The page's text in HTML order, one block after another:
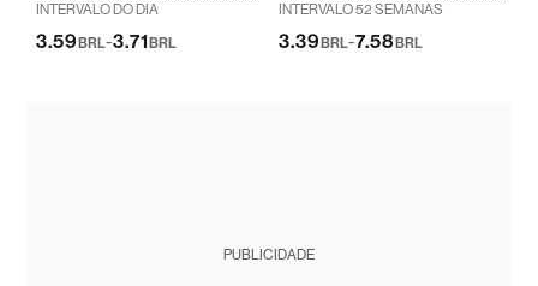
INTERVALO DO DIA
3.59BRL-3.71BRL
INTERVALO 52 SEMANAS
3.39 BRL-7.58 BRL
PUBLICIDADE